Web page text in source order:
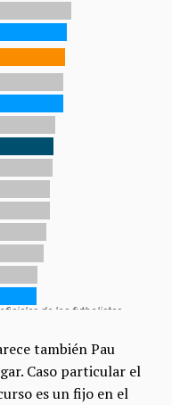
también Pau
Caso particular el
es un fijo en el